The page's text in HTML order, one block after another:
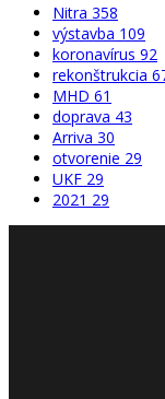
Nitra 358
výstavba 109
koronavírus 92
rekonštrukcia
MHD 61
doprava 43
Arriva 30
otvorenie 29
UKF 29
2021 29